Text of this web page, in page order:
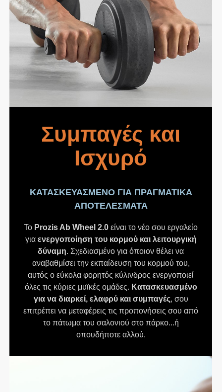
Συμπαγές και
Ισχυρό
ΚΑΤΑΣΚΕΥΑΣΜΕΝΟ ΓΙΑ ΠΡΑΓΜΑΤΙΚΑ
ΑΠΟΤΕΛΕΣΜΑΤΑ
Το Prozis Ab Wheel 2.0 είναι το νέο σου εργαλείο
για ενεργοποίηση του κορμού και λειτουργική
δύναμη. Σχεδιασμένο για όποιον θέλει να
αναβαθμίσει την εκπαίδευση του κορμού του,
αυτός ο εύκολα φορητός κύλινδρος ενεργοποιεί
όλες τις κύριες μυϊκές ομάδες. Κατασκευασμένο
για να διαρκεί, ελαφρύ και συμπαγές, σου
επιτρέπει να μεταφέρεις τις προπονήσεις σου από
το πάτωμα του σαλονιού στο πάρκο...ή
οπουδήποτε αλλού.